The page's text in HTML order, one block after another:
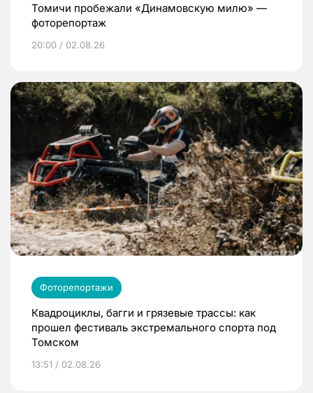
Томичи пробежали «Динамовскую милю» —
фоторепортаж
20:00 / 02.08.26
Фоторепортажи
Квадроциклы, багги и грязевые трассы: как
прошел фестиваль экстремального спорта под
Томском
13:51 / 02.08.26